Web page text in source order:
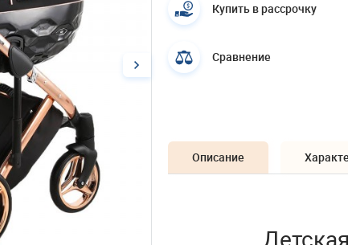
Купить в рассрочку
Сравнение
Описание